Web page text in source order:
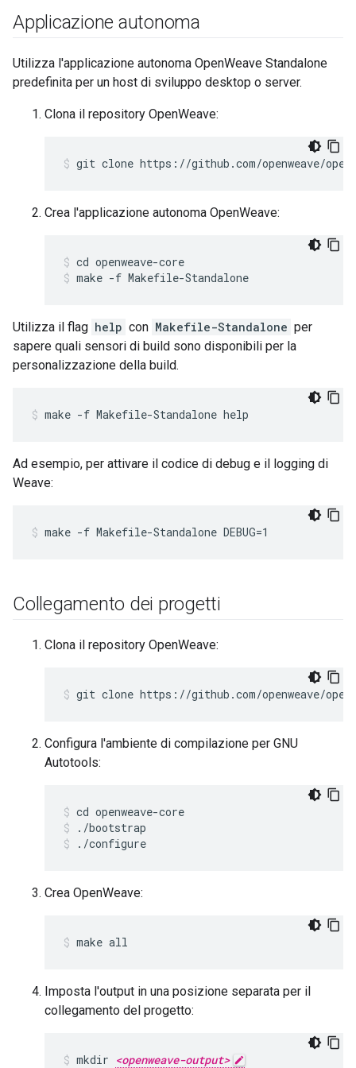
Applicazione autonoma
Utilizza l'applicazione autonoma OpenWeave Standalone
predefinita per un host di sviluppo desktop o server.
Clona il repository OpenWeave:
git clone https://github.com/openweave/
Crea l'applicazione autonoma OpenWeave:
cd openweave-core
make -f Makefile-Standalone
Utilizza il flag help con Makefile-Standalone per
sapere quali sensori di build sono disponibili per la
personalizzazione della build.
make -f Makefile-Standalone help
Ad esempio, per attivare il codice di debug e il logging di
Weave:
make -f Makefile-Standalone DEBUG=1
Collegamento dei progetti
Clona il repository OpenWeave:
git clone https://github.com/openweave/
Configura l'ambiente di compilazione per GNU
Autotools:
cd openweave-core
./bootstrap
./configure
Crea OpenWeave:
make all
Imposta l'output in una posizione separata per il
collegamento del progetto:
mkdir <openweave-output>